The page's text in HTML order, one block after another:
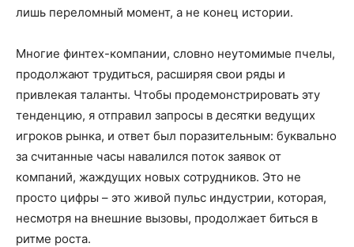
лишь переломный момент, а не конец истории.
Многие финтех-компании, словно неутомимые пчелы,
продолжают трудиться, расширяя свои ряды и
привлекая таланты. Чтобы продемонстрировать эту
тенденцию, я отправил запросы в десятки ведущих
игроков рынка, и ответ был поразительным: буквально
за считанные часы навалился поток заявок от
компаний, жаждущих новых сотрудников. Это не
просто цифры – это живой пульс индустрии, которая,
несмотря на внешние вызовы, продолжает биться в
ритме роста.